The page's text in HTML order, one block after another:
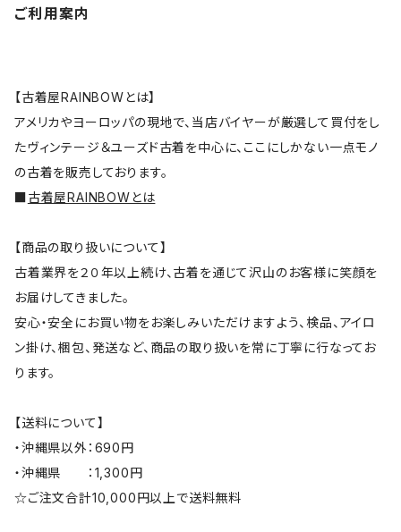
ご利用案内
【古着屋RAINBOWとは】
アメリカやヨーロッパの現地で、当店バイヤーが厳選して買付をし
たヴィンテージ＆ユーズド古着を中心に、ここにしかない一点モノ
の古着を販売しております。
■古着屋RAINBOWとは
【商品の取り扱いについて】
古着業界を２０年以上続け、古着を通じて沢山のお客様に笑顔を
お届けしてきました。
安心・安全にお買い物をお楽しみいただけますよう、検品、アイロ
ン掛け、梱包、発送など、商品の取り扱いを常に丁寧に行なってお
ります。
【送料について】
・沖縄県以外：690円
・沖縄県 ：1,300円
☆ご注文合計10,000円以上で送料無料